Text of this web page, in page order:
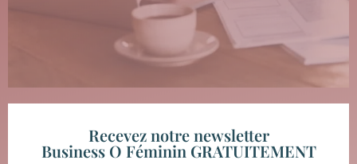
Recevez notre newsletter
Business O Féminin GRATUITEMENT